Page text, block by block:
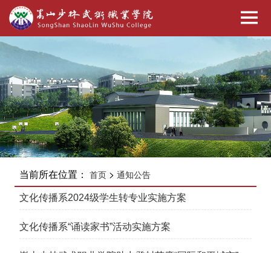
当前所在位置： 首页> 通知公告
文化传播系2024级学生转专业实施方案
文化传播系“诵读家书”活动实施方案